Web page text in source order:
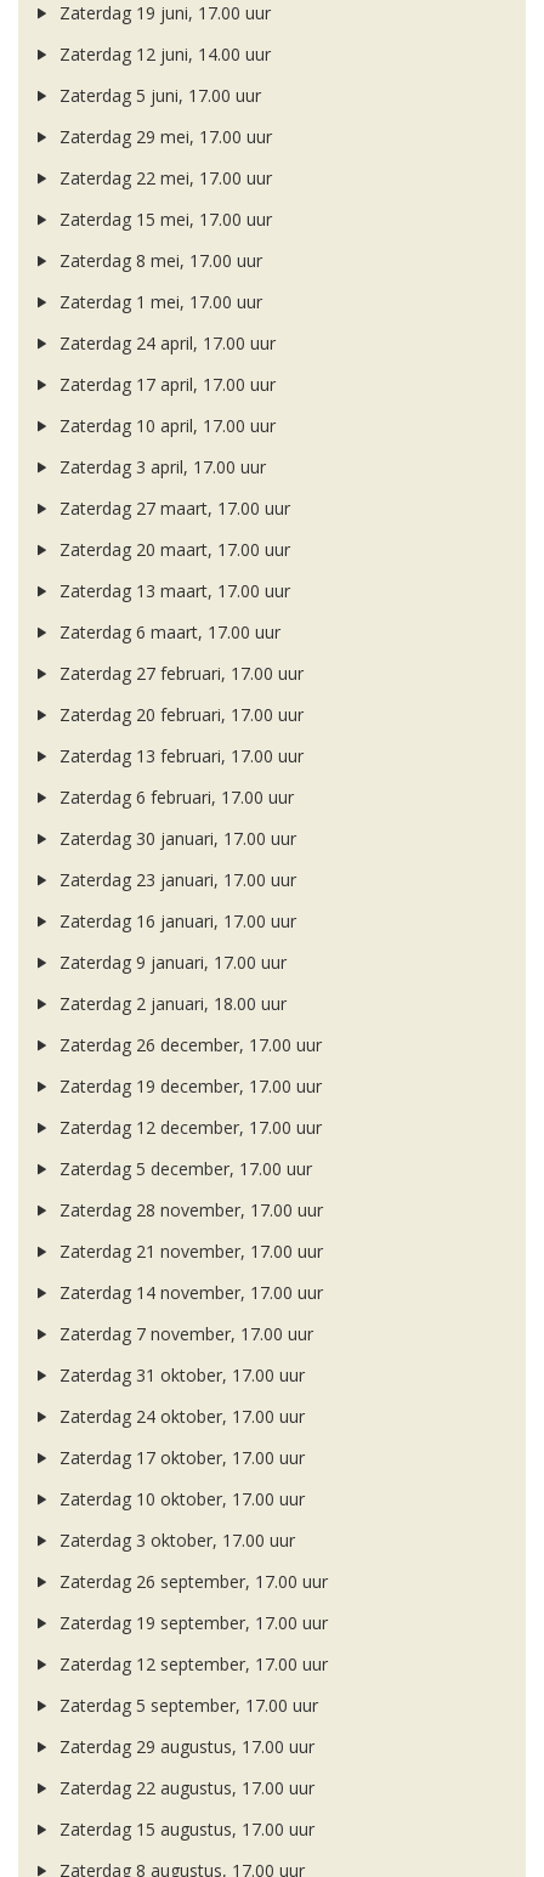
Zaterdag 19 juni, 17.00 uur
Zaterdag 12 juni, 14.00 uur
Zaterdag 5 juni, 17.00 uur
Zaterdag 29 mei, 17.00 uur
Zaterdag 22 mei, 17.00 uur
Zaterdag 15 mei, 17.00 uur
Zaterdag 8 mei, 17.00 uur
Zaterdag 1 mei, 17.00 uur
Zaterdag 24 april, 17.00 uur
Zaterdag 17 april, 17.00 uur
Zaterdag 10 april, 17.00 uur
Zaterdag 3 april, 17.00 uur
Zaterdag 27 maart, 17.00 uur
Zaterdag 20 maart, 17.00 uur
Zaterdag 13 maart, 17.00 uur
Zaterdag 6 maart, 17.00 uur
Zaterdag 27 februari, 17.00 uur
Zaterdag 20 februari, 17.00 uur
Zaterdag 13 februari, 17.00 uur
Zaterdag 6 februari, 17.00 uur
Zaterdag 30 januari, 17.00 uur
Zaterdag 23 januari, 17.00 uur
Zaterdag 16 januari, 17.00 uur
Zaterdag 9 januari, 17.00 uur
Zaterdag 2 januari, 18.00 uur
Zaterdag 26 december, 17.00 uur
Zaterdag 19 december, 17.00 uur
Zaterdag 12 december, 17.00 uur
Zaterdag 5 december, 17.00 uur
Zaterdag 28 november, 17.00 uur
Zaterdag 21 november, 17.00 uur
Zaterdag 14 november, 17.00 uur
Zaterdag 7 november, 17.00 uur
Zaterdag 31 oktober, 17.00 uur
Zaterdag 24 oktober, 17.00 uur
Zaterdag 17 oktober, 17.00 uur
Zaterdag 10 oktober, 17.00 uur
Zaterdag 3 oktober, 17.00 uur
Zaterdag 26 september, 17.00 uur
Zaterdag 19 september, 17.00 uur
Zaterdag 12 september, 17.00 uur
Zaterdag 5 september, 17.00 uur
Zaterdag 29 augustus, 17.00 uur
Zaterdag 22 augustus, 17.00 uur
Zaterdag 15 augustus, 17.00 uur
Zaterdag 8 augustus, 17.00 uur